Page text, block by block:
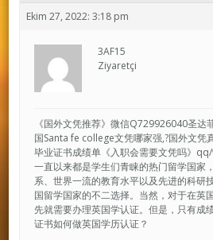
Ekim 27, 2022: 3:18 pm
3AF15
Ziyaretçi
《国外文凭推荐》微信Q729926040圣达
国Santa fe college文凭哪家强,?国外文凭
毕业证书成绩单《入职会需要文凭吗》
一直以来都是学生们青睐的热门留学国家
系、世界一流的教育水平以及先进的科研
国留学国家的不二选择。当然，对于在英
先就需要办理英国学认证。但是，只有成
证书如何做英国学历认证？